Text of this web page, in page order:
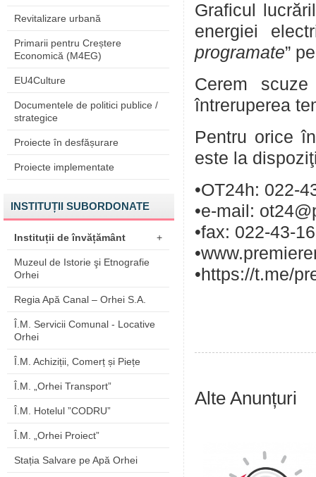
Revitalizare urbană
Primarii pentru Creștere
Economică (M4EG)
EU4Culture
Documentele de politici publice /
strategice
Proiecte în desfășurare
Proiecte implementate
INSTITUȚII SUBORDONATE
Instituții de învățământ +
Muzeul de Istorie şi Etnografie
Orhei
Regia Apă Canal – Orhei S.A.
Î.M. Servicii Comunal - Locative
Orhei
Î.M. Achiziții, Comerț și Piețe
Î.M. „Orhei Transport”
Î.M. Hotelul ”CODRU”
Î.M. „Orhei Proiect”
Stația Salvare pe Apă Orhei
Graficul
energiei
programate”
Cerem
întreruperea
Pentru orice
este la
•OT24h: 022-
•e-mail:
•fax: 022-43-
•https://t.me/
Alte Anunțuri